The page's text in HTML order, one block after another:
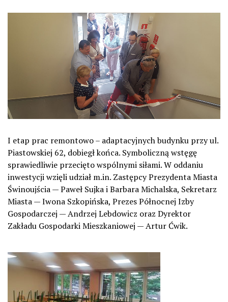
I etap prac remontowo – adaptacyjnych budynku przy ul.
Piastowskiej 62, dobiegł końca. Symboliczną wstęgę
sprawiedliwie przecięto wspólnymi siłami. W oddaniu
inwestycji wzięli udział m.in. Zastępcy Prezydenta Miasta
Świnoujścia — Paweł Sujka i Barbara Michalska, Sekretarz
Miasta — Iwona Szkopińska, Prezes Północnej Izby
Gospodarczej — Andrzej Lebdowicz oraz Dyrektor
Zakładu Gospodarki Mieszkaniowej — Artur Ćwik.